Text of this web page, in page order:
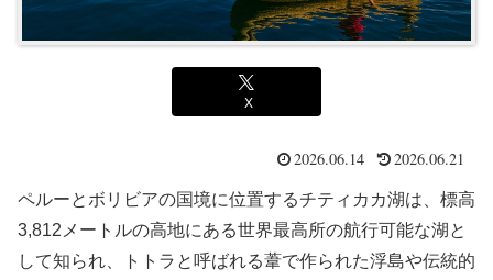
X
2026.06.14 2026.06.21
ペルーとボリビアの国境に位置するチティカカ湖は、標高
3,812メートルの高地にある世界最高所の航行可能な湖と
して知られ、トトラと呼ばれる葦で作られた浮島や伝統的